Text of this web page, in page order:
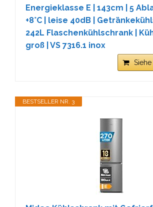
Energieklasse E | 143cm | 5
+8°C | leise 40dB |
242L Flaschenkühlschrank |
groß | VS 7316.1 inox
BESTSELLER NR. 3